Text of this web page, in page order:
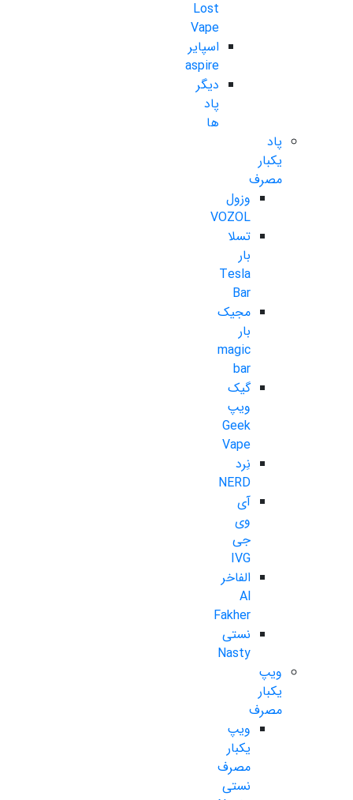
Lost
Vape
اسپایر
aspire
دیگر
پاد
ها
پاد
یکبار
مصرف
وزول
VOZOL
تسلا
بار
Tesla
Bar
مجیک
بار
magic
bar
گیک
ویپ
Geek
Vape
نِرد
NERD
آی
وی
جی
IVG
الفاخر
Al
Fakher
نستی
Nasty
ویپ
یکبار
مصرف
ویپ
یکبار
مصرف
نستی